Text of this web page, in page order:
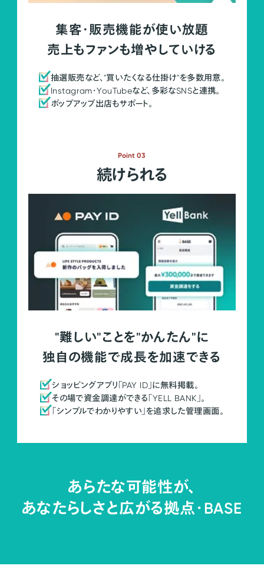
集客・販売機能が使い放題
売上もファンも増やしていける
抽選販売など、"買いたくなる仕掛け"を多数用意。
Instagram・YouTubeなど、多彩なSNSと連携。
ポップアップ出店もサポート。
Point 03
続けられる
"難しい"ことを"かんたん"に
独自の機能で成長を加速できる
ショッピングアプリ「PAY ID」に無料掲載。
その場で資金調達ができる「YELL BANK」。
「シンプルでわかりやすい」を追求した管理画面。
あらたな可能性が、
あなたらしさと広がる拠点・BASE